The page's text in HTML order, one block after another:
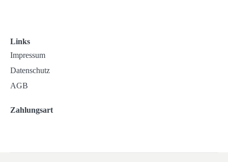
Links
Impressum
Datenschutz
AGB
Zahlungsart